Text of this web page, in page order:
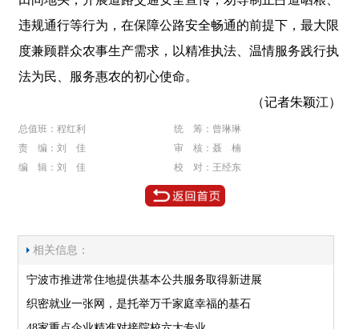
违规通行等行为，在保障公路安全畅通的前提下，最大限
度兼顾群众农事生产需求，以精准执法、温情服务践行执
法为民、服务惠农的初心使命。
（记者朱颖江）
总值班：程红利
统 筹：曾琳琳
责 编：刘 佳
审 核：聂 楠
编 辑：刘 佳
校 对：王经东
相关信息：
宁波市推进常住地提供基本公共服务取得新进展
织密就业一张网，是托举万千家庭幸福的基石